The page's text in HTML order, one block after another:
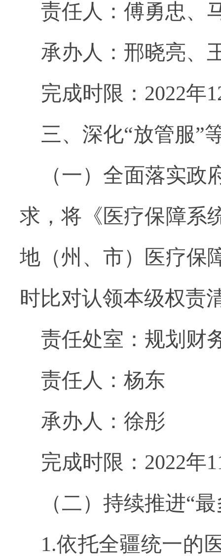
责任人：傅勇忠、
承办人：邢晓亮、
完成时限：2022年
三、深化“放管服”
（一）全面落实
求，将《医疗保障系
地（州、市）医疗保
时比对认领本级权责
责任处室：规划财
责任人：杨东
承办人：徐彤
完成时限：2022年
（二）持续推进“
1.依托全疆统一的